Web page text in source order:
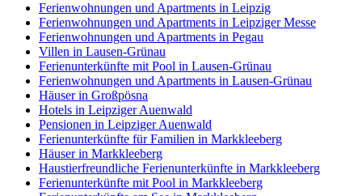
Ferienwohnungen und Apartments in Leipzig
Ferienwohnungen und Apartments in Leipziger Messe
Ferienwohnungen und Apartments in Pegau
Villen in Lausen-Grünau
Ferienunterkünfte mit Pool in Lausen-Grünau
Ferienwohnungen und Apartments in Lausen-Grünau
Häuser in Großpösna
Hotels in Leipziger Auenwald
Pensionen in Leipziger Auenwald
Ferienunterkünfte für Familien in Markkleeberg
Häuser in Markkleeberg
Haustierfreundliche Ferienunterkünfte in Markkleeberg
Ferienunterkünfte mit Pool in Markkleeberg